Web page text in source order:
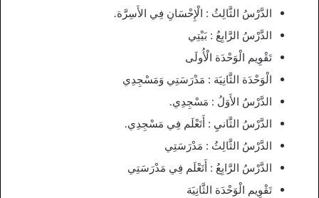
الدَّرْسُ الثَّالِثُ : الْإِحْسَانِ فِي الأَسِرَّة.
الدَّرْسُ الرَّابِعُ : بَيْتِي
تَقْوِيم الْوَحْدَة الْأُولَى
الْوَحْدَة الثَّانِيَة : مَدْرَسَتِي وَمَسْجِدِي
الدَّرْسُ الأَوَلُ : مَسْجِدِي.
الدَّرْسُ الثَّانيِ : أَتَعْلَم فِي مَسْجِدِي.
الدَّرْسُ الثَّالِثُ : مَدْرَسَتِي
الدَّرْسُ الرَّابِعُ : أَتَعْلَم فِي مَدْرَسَتِي
تَقْوِيم الْوَحْدَة الثَّانِيَة